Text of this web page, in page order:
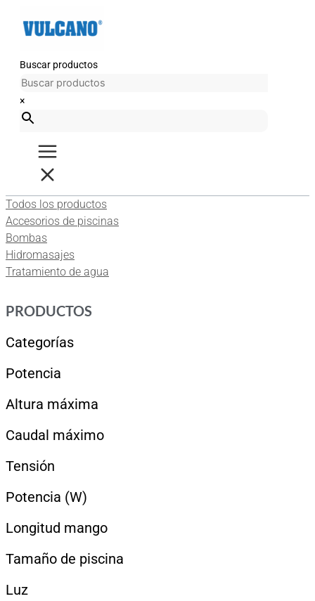
Buscar productos
×
Todos los productos
Accesorios de piscinas
Bombas
Hidromasajes
Tratamiento de agua
PRODUCTOS
Categorías
Potencia
Altura máxima
Caudal máximo
Tensión
Potencia (W)
Longitud mango
Tamaño de piscina
Luz